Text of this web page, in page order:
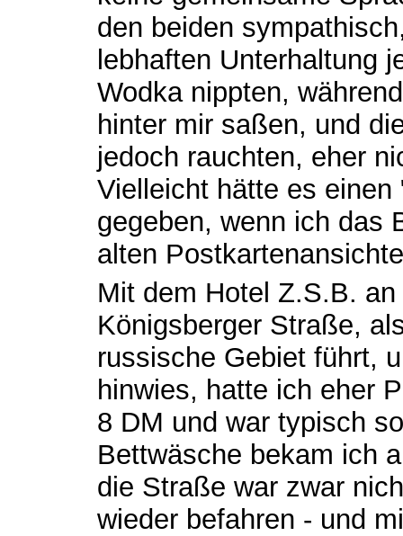
den beiden
lebhaften Unterhaltung
Wodka nippten,
hinter mir saßen, und
jedoch rauchten, eher
Vielleicht hätte es
gegeben, wenn ich das
alten
Mit dem Hotel Z.S.B.
Königsberger Straße,
russische Gebiet führt,
hinwies, hatte ich eher
8 DM und war typisch
Bettwäsche bekam ich
die Straße war zwar
wieder befahren - und